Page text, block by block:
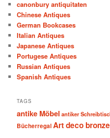
canonbury antiquitaten
Chinese Antiques
German Bookcases
Italian Antiques
Japanese Antiques
Portugese Antiques
Russian Antiques
Spanish Antiques
TAGS
antike Möbel antiker
BücherregalArt deco bronze